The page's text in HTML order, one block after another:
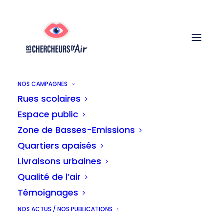
NOS CAMPAGNES
Rues scolaires
Espace public
Zone de Basses-Emissions
Quartiers apaisés
Livraisons urbaines
Qualité de l’air
Témoignages
NOS ACTUS / NOS PUBLICATIONS
Bruxelles doit suivre
l'exemple de Paris et
faire payer plus cher le
stationnement aux SUV